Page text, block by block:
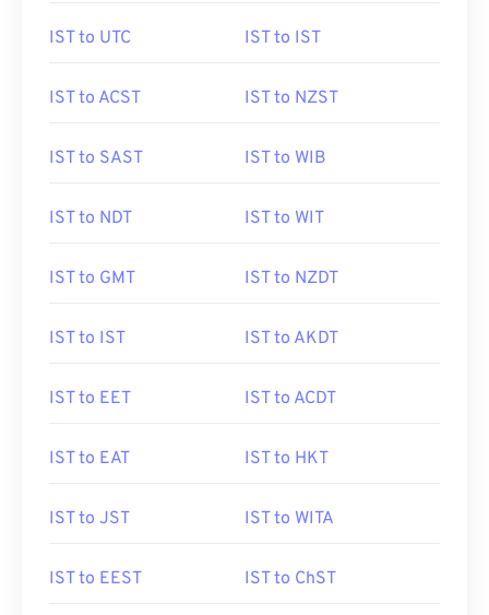
IST to UTC IST to IST
IST to ACST IST to NZST
IST to SAST IST to WIB
IST to NDT IST to WIT
IST to GMT IST to NZDT
IST to IST IST to AKDT
IST to EET IST to ACDT
IST to EAT IST to HKT
IST to JST IST to WITA
IST to EEST IST to ChST